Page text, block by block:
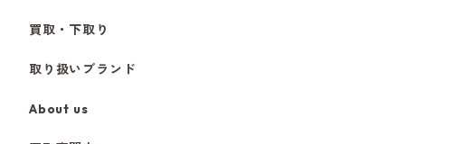
買取・下取り
取り扱いブランド
About us